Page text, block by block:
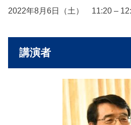
2022年8月6日（土） 11:20 –
講演者